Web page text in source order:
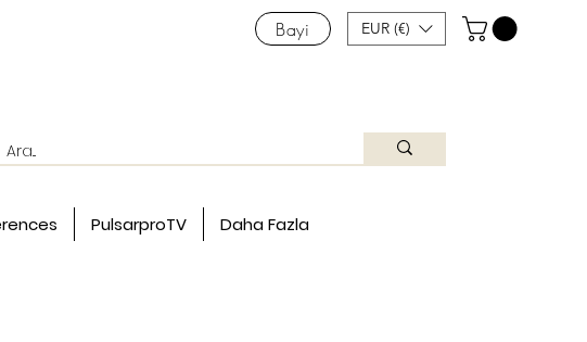
Bayi EUR (€)
PulsarproTV Daha Fazla